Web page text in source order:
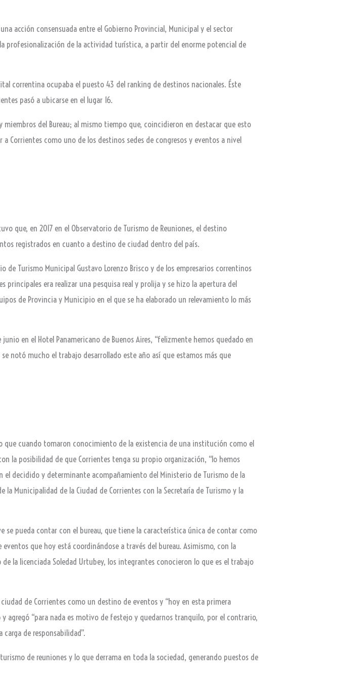
acción consensuada entre el Gobierno Provincial, Municipal y el sector
profesionalización de la actividad turística, a partir del enorme potencial de
correntina ocupaba el puesto 43 del ranking de destinos nacionales. Éste
pasó a ubicarse en el lugar 16.
del Bureau; al mismo tiempo que, coincidieron en destacar que esto
Corrientes como uno de los destinos sedes de congresos y eventos a nivel
que, en 2017 en el Observatorio de Turismo de Reuniones, el destino
registrados en cuanto a destino de ciudad dentro del país.
Turismo Municipal Gustavo Lorenzo Brisco y de los empresarios correntinos
principales era realizar una pesquisa real y prolija y se hizo la apertura del
de Provincia y Municipio en el que se ha elaborado un relevamiento lo más
en el Hotel Panamericano de Buenos Aires, “felizmente hemos quedado en
notó mucho el trabajo desarrollado este año así que estamos más que
que cuando tomaron conocimiento de la existencia de una institución como el
la posibilidad de que Corrientes tenga su propio organización, “lo hemos
el decidido y determinante acompañamiento del Ministerio de Turismo de la
Municipalidad de la Ciudad de Corrientes con la Secretaría de Turismo y la
se pueda contar con el bureau, que tiene la característica única de contar como
que hoy está coordinándose a través del bureau. Asimismo, con la
la licenciada Soledad Urtubey, los integrantes conocieron lo que es el trabajo
de Corrientes como un destino de eventos y “hoy en esta primera
agregó “para nada es motivo de festejo y quedarnos tranquilo, por el contrario,
de responsabilidad”.
de reuniones y lo que derrama en toda la sociedad, generando puestos de